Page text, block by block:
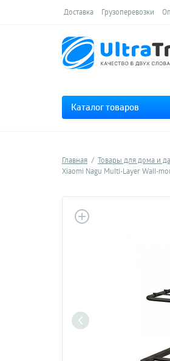
Доставка Грузоперевозки
Каталог товаров
Главная Товары для дома и
Xiaomi Nagu Multi-Layer Wall-